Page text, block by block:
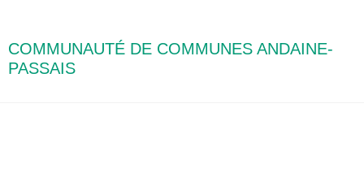
COMMUNAUTÉ DE COMMUNES ANDAINE-
PASSAIS